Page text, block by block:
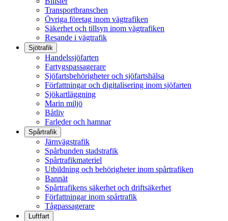
Transportbranschen
Övriga företag inom vägtrafiken
Säkerhet och tillsyn inom vägtrafiken
Resande i vägtrafik
Sjötrafik
Handelssjöfarten
Fartygspassagerare
Sjöfartsbehörigheter och sjöfartshälsa
Författningar och digitalisering inom sjöfarten
Sjökartläggning
Marin miljö
Båtliv
Farleder och hamnar
Spårtrafik
Järnvägstrafik
Spårbunden stadstrafik
Spårtrafikmateriel
Utbildning och behörigheter inom spårtrafiken
Bannät
Spårtrafikens säkerhet och driftsäkerhet
Författningar inom spårtrafik
Tågpassagerare
Luftfart